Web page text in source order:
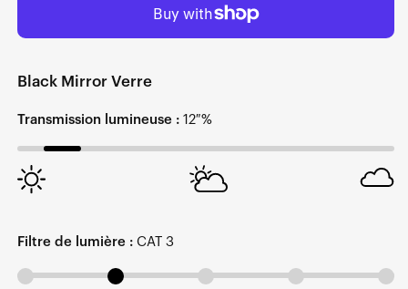
Black Mirror Verre
Transmission lumineuse : 12 %
Filtre de lumière : CAT 3